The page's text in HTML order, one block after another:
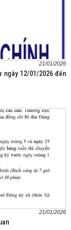
21/01/2026
ngày 12/01/2026 đến
21/01/2026